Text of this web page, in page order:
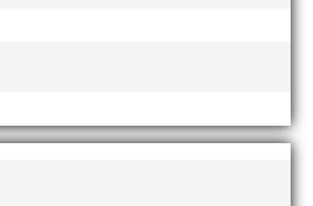
hittar ni i länken nedan. Stort tack till